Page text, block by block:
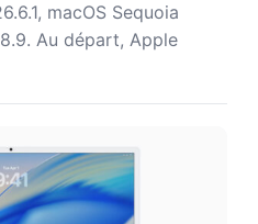
macOS Sequoia
Au départ, Apple